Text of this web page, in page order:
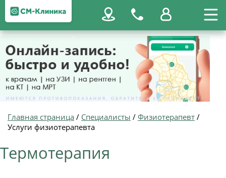
Главная страница / Специалисты / Физиотерапевт /
Услуги физиотерапевта
Термотерапия